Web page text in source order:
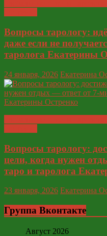
Вопросы тарологу:
даже если не
таролога Екатерины
24 января, 2026 Екатерина
Вопросы тарологу:
цели, когда нужен
таро и таролога
23 января, 2026 Екатерина
Группа Вконтакте
Август 2026